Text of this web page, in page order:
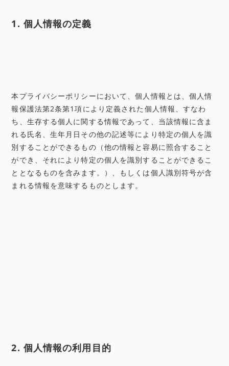
1. 個人情報の定義
本プライバシーポリシーにおいて、個人情報とは、個人情
報保護法第2条第1項により定義された個人情報、すなわ
ち、生存する個人に関する情報であって、当該情報に含ま
れる氏名、生年月日その他の記述等により特定の個人を識
別することができるもの（他の情報と容易に照合すること
ができ、それにより特定の個人を識別することができるこ
ととなるものを含みます。）、もしくは個人識別符号が含
まれる情報を意味するものとします。
2. 個人情報の利用目的